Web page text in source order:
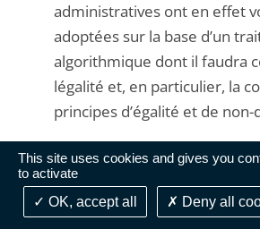
This site uses cookies and gives you
to activate
OK, accept all
Deny all
administratives ont en effet
adoptées sur la base d’un
algorithmique dont il faudra
légalité et, en particulier, la
principes d’égalité et de
La régulation de
service de l’humain implique
responsabilisation de